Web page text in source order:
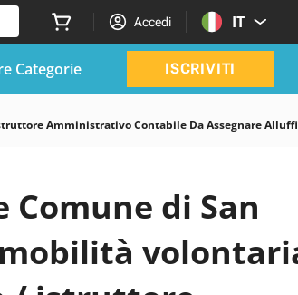
Accedi IT
Categorie ISCRIVITI
Amministrativo Contabile Da Assegnare
di San
mobilità